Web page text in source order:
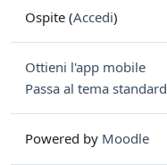
Ospite (Accedi)
Ottieni l'app mobile
Passa al tema standard
Powered by Moodle